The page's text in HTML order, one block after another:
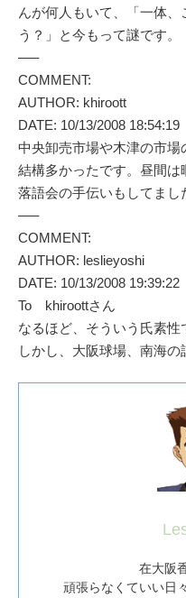
んが何人もいて、「一体
う？」と今もって謎です。
—–
COMMENT:
AUTHOR: khiroott
DATE: 10/13/2008 18:54:19
中央卸売市場や木津の市場
結構多かったです。昼間は
落語会の手伝いもしてまし
—–
COMMENT:
AUTHOR: leslieyoshi
DATE: 10/13/2008 19:39:22
To khiroottさん
なるほど、そういう氏素性
しかし、大阪球場、南海の
在大阪
頑張らなくていい日